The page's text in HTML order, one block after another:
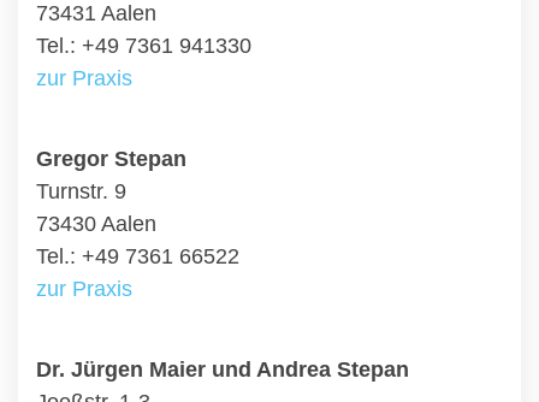
73431 Aalen
Tel.: +49 7361 941330
zur Praxis
Gregor Stepan
Turnstr. 9
73430 Aalen
Tel.: +49 7361 66522
zur Praxis
Dr. Jürgen Maier und Andrea Stepan